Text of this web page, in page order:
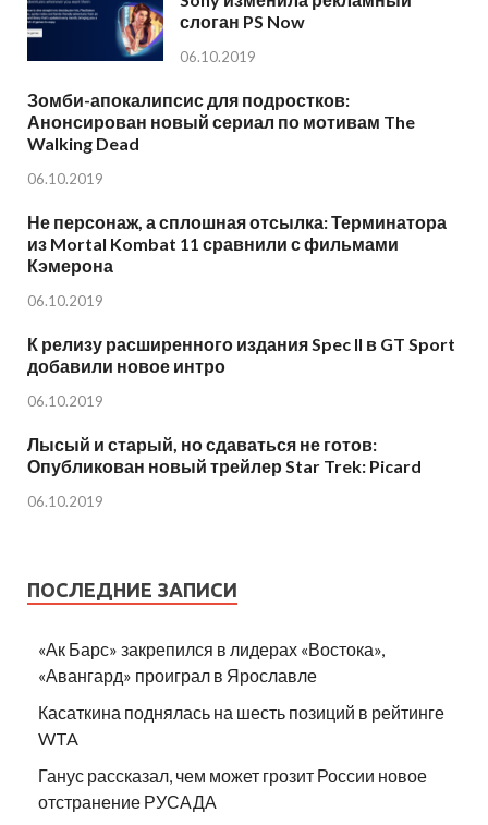
слоган PS Now
06.10.2019
Зомби-апокалипсис для подростков:
Анонсирован новый сериал по мотивам The
Walking Dead
06.10.2019
Не персонаж, а сплошная отсылка: Терминатора
из Mortal Kombat 11 сравнили с фильмами
Кэмерона
06.10.2019
К релизу расширенного издания Spec II в GT Sport
добавили новое интро
06.10.2019
Лысый и старый, но сдаваться не готов:
Опубликован новый трейлер Star Trek: Picard
06.10.2019
ПОСЛЕДНИЕ ЗАПИСИ
«Ак Барс» закрепился в лидерах «Востока»,
«Авангард» проиграл в Ярославле
Касаткина поднялась на шесть позиций в рейтинге
WTA
Ганус рассказал, чем может грозит России новое
отстранение РУСАДА